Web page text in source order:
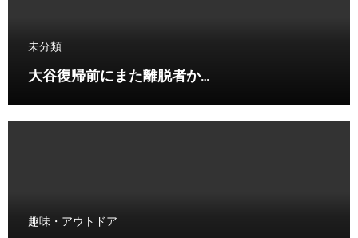
未分類
大谷復帰前にまた離脱者か…
趣味・アウトドア